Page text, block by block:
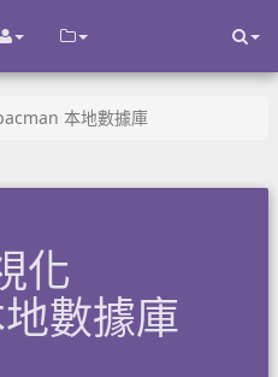
本地數據庫
化
數據庫